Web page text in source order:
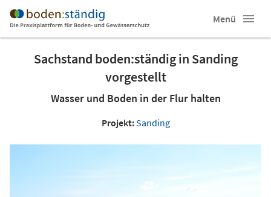
Menü
Sachstand boden:ständig in Sanding
vorgestellt
Wasser und Boden in der Flur halten
Projekt:Sanding